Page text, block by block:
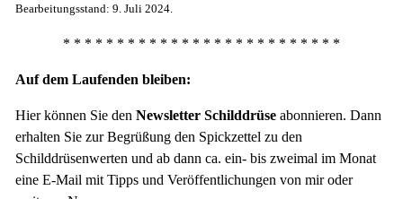
Bearbeitungsstand: 9. Juli 2024.
* * * * * * * * * * * * * * * * * * * * * * * * * *
Auf dem Laufenden bleiben:
Hier können Sie den Newsletter Schilddrüseabonnieren. Dann
erhalten Sie zur Begrüßung den Spickzettel zu den
Schilddrüsenwerten und ab dann ca. ein- bis zweimal im Monat
eine E-Mail mit Tipps und Veröffentlichungen von mir oder